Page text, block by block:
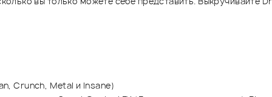
Crunch, Metal и Insane)